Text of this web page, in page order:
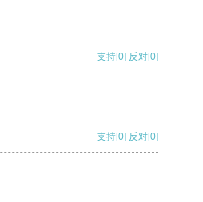
支持[0] 反对[0]
支持[0] 反对[0]